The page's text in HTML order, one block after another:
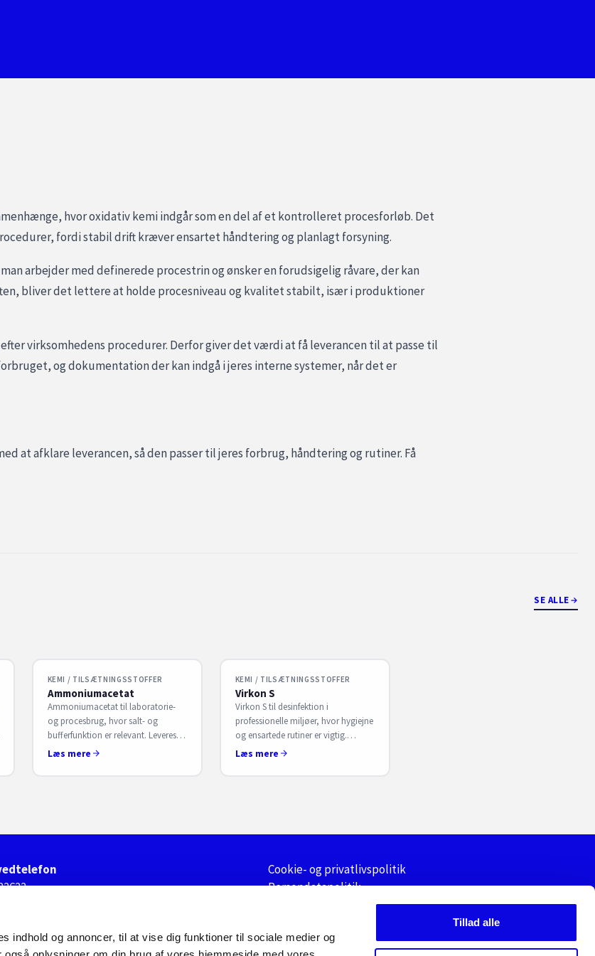
indhold og annoncer, til at vise dig funktioner til sociale medier og
Tillad alle
hvor oxidativ kemi indgår som en del af et kontrolleret procesforløb. Det
fordi stabil drift kræver ensartet håndtering og planlagt forsyning.
arbejder med definerede procestrin og ønsker en forudsigelig råvare, der kan
bliver det lettere at holde procesniveau og kvalitet stabilt, især i produktioner
virksomhedens procedurer. Derfor giver det værdi at få leverancen til at passe til
og dokumentation der kan indgå i jeres interne systemer, når det er
at afklare leverancen, så den passer til jeres forbrug, håndtering og rutiner. Få
SE ALLE
KEMI / TILSÆTNINGSSTOFFER
Ammoniumacetat
Ammoniumacetat til laboratorie-
og procesbrug, hvor salt- og
bufferfunktion er relevant. Leveres
med dokumentation efter behov. Få
Læs mere
KEMI / TILSÆTNINGSSTOFFER
Virkon S
Virkon S til desinfektion i
professionelle miljøer, hvor hygiejne
og ensartede rutiner er vigtig.
Velegnet til planlagt brug og drift. Få
Læs mere
sorensen.dk
Cookie- og privatlivspolitik
Persondatapolitik
Salgs-og leveringsbetingelser